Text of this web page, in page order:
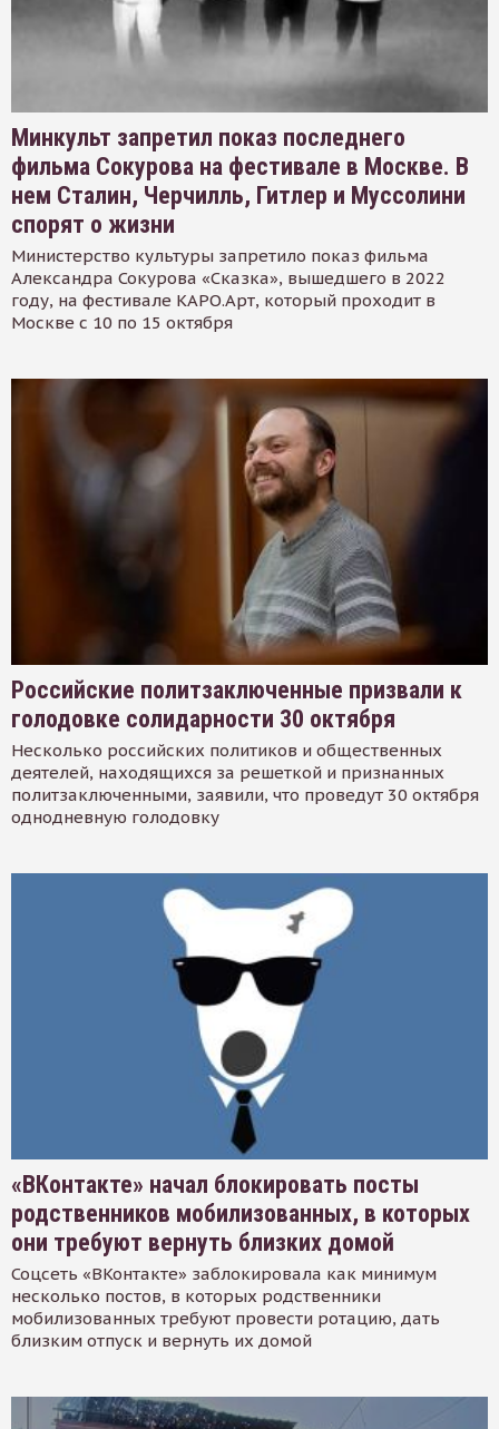
Минкульт запретил показ последнего
фильма Сокурова на фестивале в Москве. В
нем Сталин, Черчилль, Гитлер и Муссолини
спорят о жизни
Министерство культуры запретило показ фильма
Александра Сокурова «Сказка», вышедшего в 2022
году, на фестивале КАРО.Арт, который проходит в
Москве с 10 по 15 октября
Российские политзаключенные призвали к
голодовке солидарности 30 октября
Несколько российских политиков и общественных
деятелей, находящихся за решеткой и признанных
политзаключенными, заявили, что проведут 30 октября
однодневную голодовку
«ВКонтакте» начал блокировать посты
родственников мобилизованных, в которых
они требуют вернуть близких домой
Соцсеть «ВКонтакте» заблокировала как минимум
несколько постов, в которых родственники
мобилизованных требуют провести ротацию, дать
близким отпуск и вернуть их домой